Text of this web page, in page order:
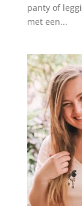
panty of
met een...